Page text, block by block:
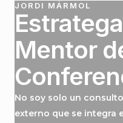
JORDI MÁRMOL
Mentor
No soy solo un
externo que se integra